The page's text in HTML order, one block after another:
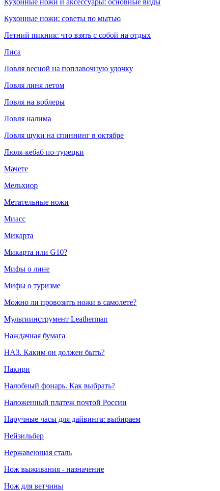
Кухонные ножи и аксессуары: основные виды
Кухонные ножи: советы по мытью
Летний пикник: что взять с собой на отдых
Лиса
Ловля весной на поплавочную удочку
Ловля линя летом
Ловля на воблеры
Ловля налима
Ловля щуки на спиннинг в октябре
Люля-кебаб по-турецки
Мачете
Мельхиор
Метательные ножи
Миасс
Микарта
Микарта или G10?
Мифы о лине
Мифы о туризме
Можно ли провозить ножи в самолете?
Мультиинструмент Leatherman
Наждачная бумага
НАЗ. Каким он должен быть?
Накири
Налобный фонарь. Как выбрать?
Наложенный платеж почтой России
Наручные часы для дайвинга: выбираем
Нейзильбер
Нержавеющая сталь
Нож выживания - назначение
Нож для ветчины